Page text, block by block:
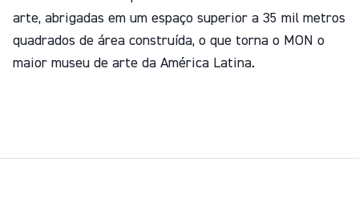
arte, abrigadas em um espaço superior a 35 mil metros
quadrados de área construída, o que torna o MON o
maior museu de arte da América Latina.